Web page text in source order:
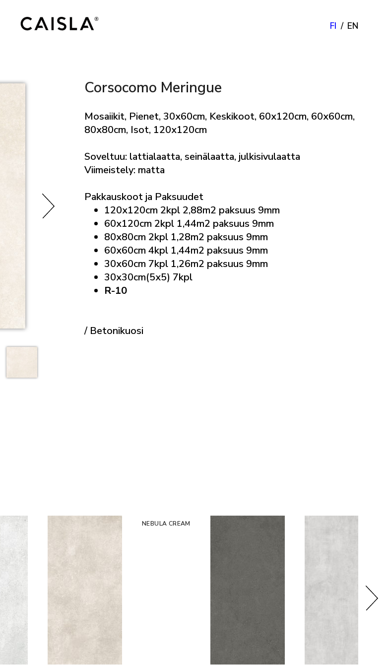
FI EN
Corsocomo Meringue
Mosaiikit, Pienet, 30x60cm, Keskikoot, 60x120cm, 60x60cm,
80x80cm, Isot, 120x120cm
Soveltuu: lattialaatta, seinälaatta, julkisivulaatta
Viimeistely: matta
Pakkauskoot ja Paksuudet
120x120cm 2kpl 2,88m2 paksuus 9mm
60x120cm 2kpl 1,44m2 paksuus 9mm
80x80cm 2kpl 1,28m2 paksuus 9mm
60x60cm 4kpl 1,44m2 paksuus 9mm
30x60cm 7kpl 1,26m2 paksuus 9mm
30x30cm(5x5) 7kpl
R-10
/ Betonikuosi
NEBULA CREAM